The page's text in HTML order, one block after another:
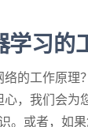
学习的
的工作原理
，我们会为
。或者，如